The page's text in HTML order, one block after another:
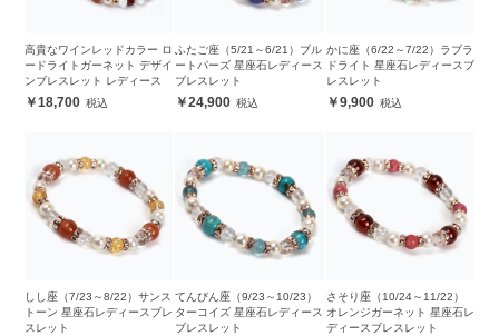
高貴なワインレッドカラー ロ
ードライトガーネット デザイ
ンブレスレット レディース
18,700
ふたご座（5/21～6/21）ブル
ートパーズ 星座石レディース
ブレスレット
24,900
かに座（6/22～7/22）ラブラ
ドライト 星座石レディースブ
レスレット
9,900
しし座（7/23～8/22）サンス
トーン 星座石レディースブレ
スレット
てんびん座（9/23～10/23）
ターコイズ 星座石レディース
ブレスレット
さそり座（10/24～11/22）
オレンジガーネット 星座石レ
ディースブレスレット